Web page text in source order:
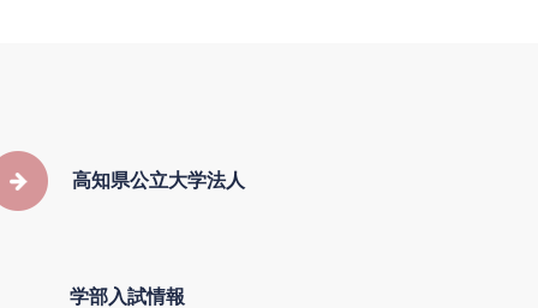
高知県公立大学法人
学部入試情報